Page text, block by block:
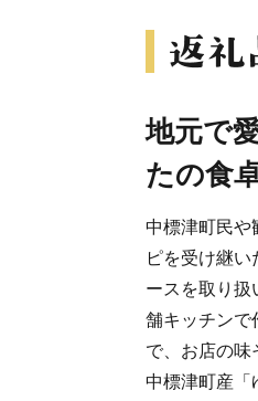
地元で
たの食
中標津町民や
ピを受け継
ースを取り扱
舗キッチンで
で、お店の味
中標津町産「